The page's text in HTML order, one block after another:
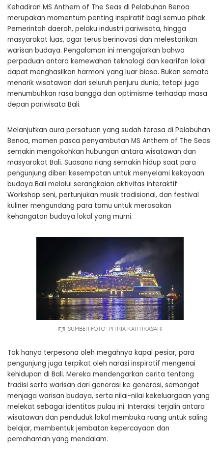
Kehadiran MS Anthem of The Seas di Pelabuhan Benoa
merupakan momentum penting inspiratif bagi semua pihak.
Pemerintah daerah, pelaku industri pariwisata, hingga
masyarakat luas, agar terus berinovasi dan melestarikan
warisan budaya. Pengalaman ini mengajarkan bahwa
perpaduan antara kemewahan teknologi dan kearifan lokal
dapat menghasilkan harmoni yang luar biasa. Bukan semata
menarik wisatawan dari seluruh penjuru dunia, tetapi juga
menumbuhkan rasa bangga dan optimisme terhadap masa
depan pariwisata Bali.
Melanjutkan aura persatuan yang sudah terasa di Pelabuhan
Benoa, momen pasca penyambutan MS Anthem of The Seas
semakin mengokohkan hubungan antara wisatawan dan
masyarakat Bali. Suasana riang semakin hidup saat para
pengunjung diberi kesempatan untuk menyelami kekayaan
budaya Bali melalui serangkaian aktivitas interaktif.
Workshop seni, pertunjukan musik tradisional, dan festival
kuliner mengundang para tamu untuk merasakan
kehangatan budaya lokal yang murni.
SUMBER FOTO : PITRIA KARTIKASARI
Tak hanya terpesona oleh megahnya kapal pesiar, para
pengunjung juga terpikat oleh narasi inspiratif mengenai
kehidupan di Bali. Mereka mendengarkan cerita tentang
tradisi serta warisan dari generasi ke generasi, semangat
menjaga warisan budaya, serta nilai-nilai kekeluargaan yang
melekat sebagai identitas pulau ini. Interaksi terjalin antara
wisatawan dan penduduk lokal membuka ruang untuk saling
belajar, membentuk jembatan kepercayaan dan
pemahaman yang mendalam.